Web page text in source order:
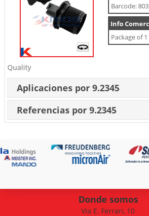
Quality
Barcode:
Info
Package of 1
Aplicaciones por 9.2345
Referencias por 9.2345
Donde somos
Via E. Ferrari, 10